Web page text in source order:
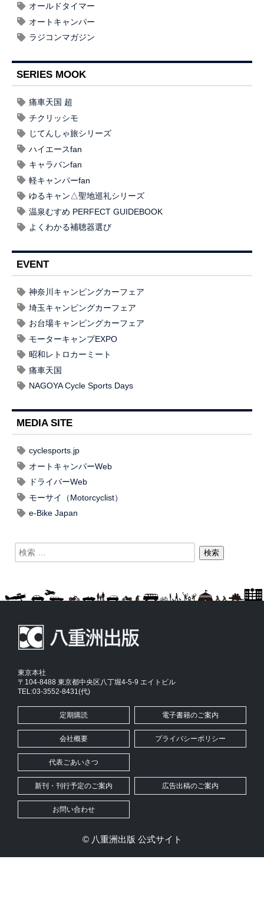
オールドタイマー
オートキャンパー
ラジコンマガジン
SERIES MOOK
痛車天国 超
チクリッシモ
じてんしゃ旅シリーズ
ハイエースfan
キャラバンfan
軽キャンパーfan
ゆるキャン△聖地巡礼シリーズ
温泉むすめ PERFECT GUIDEBOOK
よくわかる補聴器選び
EVENT
神奈川キャンピングカーフェア
埼玉キャンピングカーフェア
お台場キャンピングカーフェア
モーターキャンプEXPO
昭和レトロカーミート
痛車天国
NAGOYA Cycle Sports Days
MEDIA SITE
cyclesports.jp
オートキャンパーWeb
ドライバーWeb
モーサイ（Motorcyclist）
e-Bike Japan
東京本社
〒104-8488 東京都中央区八丁堀4-5-9 エイトビル
TEL:03-3552-8431(代)
定期購読 電子書籍のご案内
会社概要 プライバシーポリシー
代表ごあいさつ
新刊・刊行予定のご案内 広告出稿のご案内
お問い合わせ
© 八重洲出版 公式サイト